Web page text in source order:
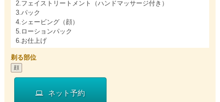
2.フェイストリートメント（ハンドマッサージ付き）
3.パック
4.シェービング（顔）
5.ローションパック
6.お仕上げ
剃る部位
顔
ネット予約